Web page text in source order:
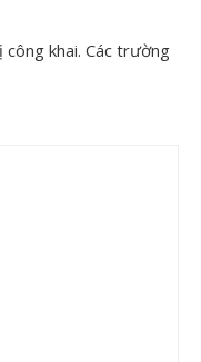
khai. Các trường